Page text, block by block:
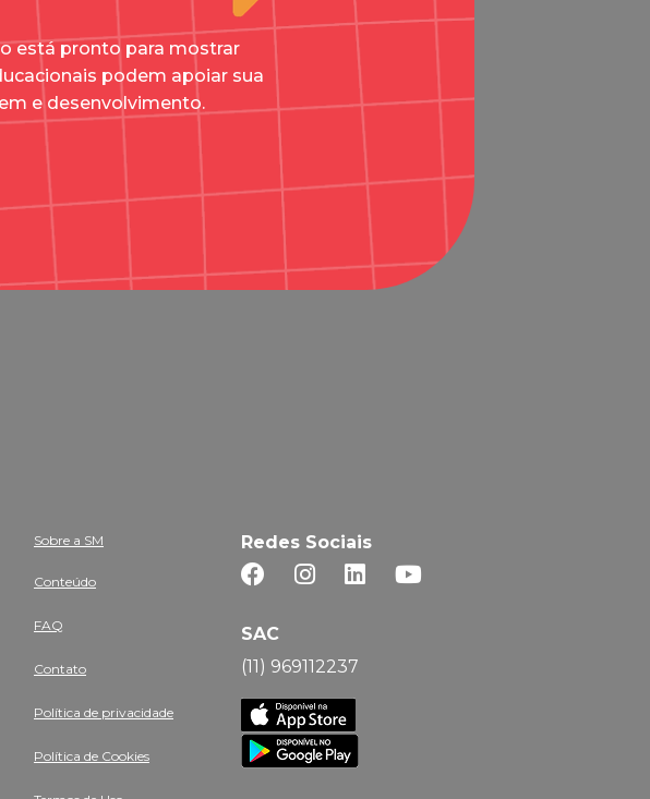
está pronto para mostrar
podem apoiar sua
e desenvolvimento.
Sobre a SM
Conteúdo
FAQ
Contato
Política de privacidade
Política de Cookies
Redes Sociais
SAC
(11) 969112237